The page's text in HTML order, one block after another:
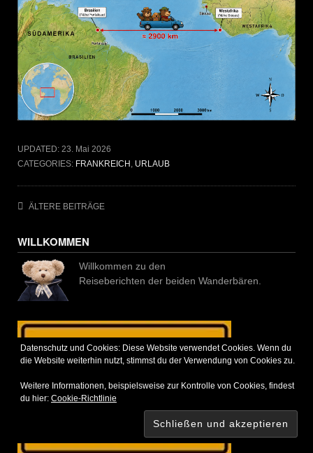
UPDATED: 23. Mai 2026
CATEGORIES: FRANKREICH URLAUB
Beitragsnavigation
ÄLTERE BEITRÄGE
WILLKOMMEN
Willkommen zu den
Reiseberichten der beiden Wanderbären.
Datenschutz und Cookies: Diese Website verwendet Cookies. Wenn du
die Website weiterhin nutzt, stimmst du der Verwendung von Cookies zu.
Weitere Informationen, beispielsweise zur Kontrolle von Cookies, findest
du hier: Cookie-Richtlinie